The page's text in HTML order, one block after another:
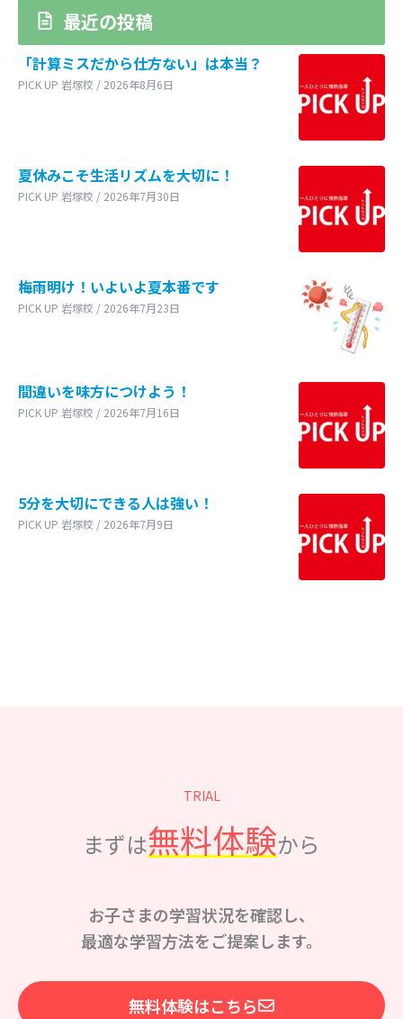
最近の投稿
「計算ミスだから仕方ない」は本当？
PICK UP 岩塚校 / 2026年8月6日
夏休みこそ生活リズムを大切に！
PICK UP 岩塚校 / 2026年7月30日
梅雨明け！いよいよ夏本番です
PICK UP 岩塚校 / 2026年7月23日
間違いを味方につけよう！
PICK UP 岩塚校 / 2026年7月16日
5分を大切にできる人は強い！
PICK UP 岩塚校 / 2026年7月9日
TRIAL
まずは無料体験から
お子さまの学習状況を確認し、
最適な学習方法をご提案します。
無料体験はこちら